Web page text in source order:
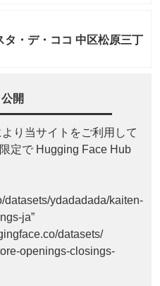
タ・デ・ココ 中区松原三丁
開
り当サイトをご利用して
定で Hugging Face Hub
datasets/ydadadada/kaiten-
ja”
datasets/
openings-closings-